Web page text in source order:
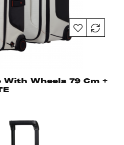
With Wheels 79 Cm +